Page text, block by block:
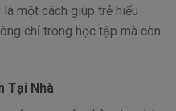
một cách giúp trẻ hiểu
chỉ trong học tập mà còn
Tại Nhà